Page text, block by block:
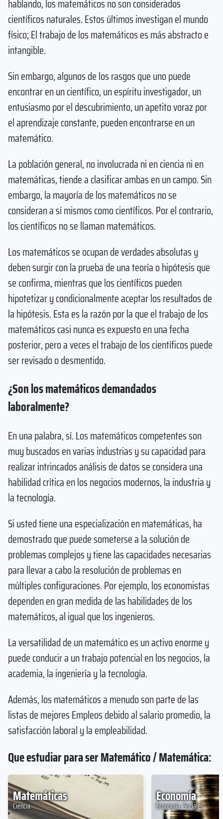
hablando, los matemáticos no son considerados
científicos naturales. Estos últimos investigan el mundo
físico; El trabajo de los matemáticos es más abstracto e
intangible.
Sin embargo, algunos de los rasgos que uno puede
encontrar en un científico, un espíritu investigador, un
entusiasmo por el descubrimiento, un apetito voraz por
el aprendizaje constante, pueden encontrarse en un
matemático.
La población general, no involucrada ni en ciencia ni en
matemáticas, tiende a clasificar ambas en un campo. Sin
embargo, la mayoría de los matemáticos no se
consideran a sí mismos como científicos. Por el contrario,
los científicos no se llaman matemáticos.
Los matemáticos se ocupan de verdades absolutas y
deben surgir con la prueba de una teoría o hipótesis que
se confirma, mientras que los científicos pueden
hipotetizar y condicionalmente aceptar los resultados de
la hipótesis. Esta es la razón por la que el trabajo de los
matemáticos casi nunca es expuesto en una fecha
posterior, pero a veces el trabajo de los científicos puede
ser revisado o desmentido.
¿Son los matemáticos demandados
laboralmente?
En una palabra, sí. Los matemáticos competentes son
muy buscados en varias industrias y su capacidad para
realizar intrincados análisis de datos se considera una
habilidad crítica en los negocios modernos, la industria y
la tecnología.
Si usted tiene una especialización en matemáticas, ha
demostrado que puede someterse a la solución de
problemas complejos y tiene las capacidades necesarias
para llevar a cabo la resolución de problemas en
múltiples configuraciones. Por ejemplo, los economistas
dependen en gran medida de las habilidades de los
matemáticos, al igual que los ingenieros.
La versatilidad de un matemático es un activo enorme y
puede conducir a un trabajo potencial en los negocios, la
academia, la ingeniería y la tecnología.
Además, los matemáticos a menudo son parte de las
listas de mejores Empleos debido al salario promedio, la
satisfacción laboral y la empleabilidad.
Que estudiar para ser Matemático / Matemática:
Matemáticas
Ciencia
Economía
Economía, Sociales